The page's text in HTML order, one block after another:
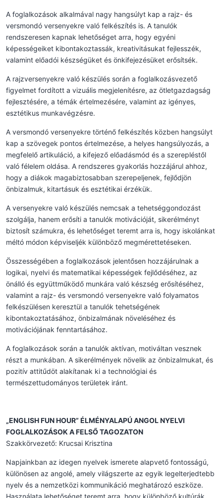
A foglalkozások alkalmával nagy hangsúlyt kap a rajz- és
versmondó versenyekre való felkészítés is. A tanulók
rendszeresen kapnak lehetőséget arra, hogy egyéni
képességeiket kibontakoztassák, kreativitásukat fejlesszék,
valamint előadói készségüket és önkifejezésüket erősítsék.
A rajzversenyekre való készülés során a foglalkozásvezető
figyelmet fordított a vizuális megjelenítésre, az ötletgazdagság
fejlesztésére, a témák értelmezésére, valamint az igényes,
esztétikus munkavégzésre.
A versmondó versenyekre történő felkészítés közben hangsúlyt
kap a szövegek pontos értelmezése, a helyes hangsúlyozás, a
megfelelő artikuláció, a kifejező előadásmód és a szerepléstől
való félelem oldása. A rendszeres gyakorlás hozzájárul ahhoz,
hogy a diákok magabiztosabban szerepeljenek, fejlődjön
önbizalmuk, kitartásuk és esztétikai érzékük.
A versenyekre való készülés nemcsak a tehetséggondozást
szolgálja, hanem erősíti a tanulók motivációját, sikerélményt
biztosít számukra, és lehetőséget teremt arra is, hogy iskolánkat
méltó módon képviseljék különböző megmérettetéseken.
Összességében a foglalkozások jelentősen hozzájárulnak a
logikai, nyelvi és matematikai képességek fejlődéséhez, az
önálló és együttműködő munkára való készség erősítéséhez,
valamint a rajz- és versmondó versenyekre való folyamatos
felkészülésen keresztül a tanulók tehetségének
kibontakoztatásához, önbizalmának növeléséhez és
motivációjának fenntartásához.
A foglalkozások során a tanulók aktívan, motiváltan vesznek
részt a munkában. A sikerélmények növelik az önbizalmukat, és
pozitív attitűdöt alakítanak ki a technológiai és
természettudományos területek iránt.
„ENGLISH FUN HOUR” ÉLMÉNYALAPÚ ANGOL NYELVI
FOGLALKOZÁSOK A FELSŐ TAGOZATON
Szakkörvezető: Krucsai Krisztina
Napjainkban az idegen nyelvek ismerete alapvető fontosságú,
különösen az angolé, amely világszerte az egyik legelterjedtebb
nyelv és a nemzetközi kommunikáció meghatározó eszköze.
Használata lehetőséget teremt arra, hogy különböző kultúrák